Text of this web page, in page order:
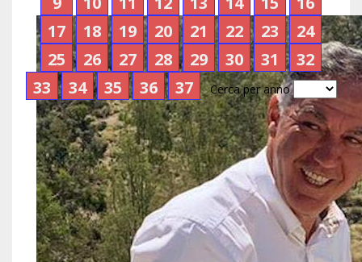
17
18 19 20 21 22 23
24
25
26 27 28 29 30 31
32
33
34 35 36 37 Cerca per anno